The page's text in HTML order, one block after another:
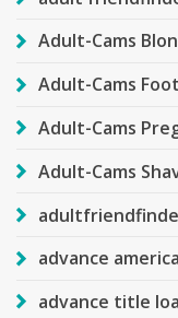
Adult-Cams
Adult-Cams
Adult-Cams
Adult-Cams
advance
advance title